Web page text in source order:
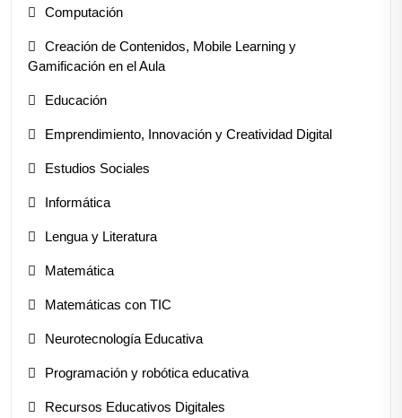
Computación
Creación de Contenidos, Mobile Learning y
Gamificación en el Aula
Educación
Emprendimiento, Innovación y Creatividad Digital
Estudios Sociales
Informática
Lengua y Literatura
Matemática
Matemáticas con TIC
Neurotecnología Educativa
Programación y robótica educativa
Recursos Educativos Digitales